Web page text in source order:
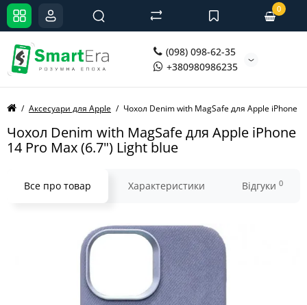
(098) 098-62-35
+380980986235
0
Аксесуари для Apple Чохол Denim with MagSafe для Apple iPhone
Чохол Denim with MagSafe для Apple iPhone
14 Pro Max (6.7") Light blue
Все про товар Характеристики Відгуки 0